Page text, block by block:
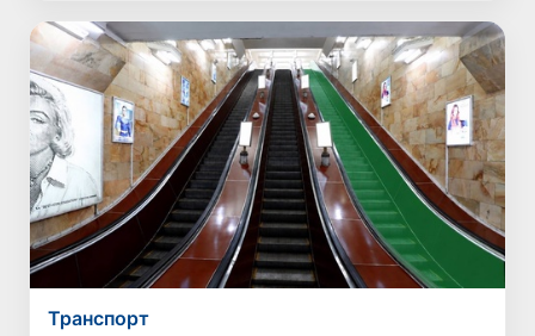
Транспорт